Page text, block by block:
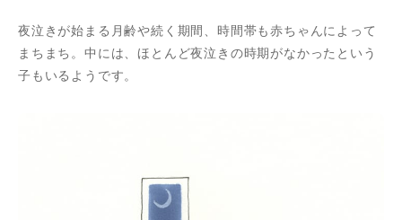
夜泣きが始まる月齢や続く期間、時間帯も赤ちゃんによって
まちまち。中には、ほとんど夜泣きの時期がなかったという
子もいるようです。